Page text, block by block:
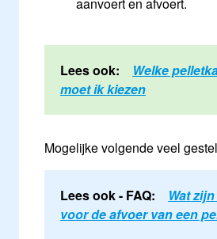
Lees ook: Welke
moet ik kiezen
Mogelijke volgende veel
Lees ook - FAQ: Wat
voor de afvoer van een